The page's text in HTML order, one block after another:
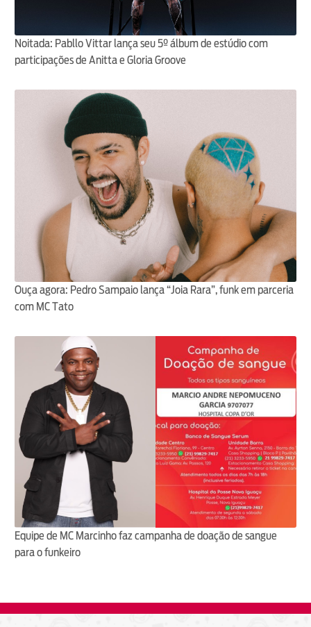
Noitada: Pabllo Vittar lança seu 5º álbum de estúdio com
participações de Anitta e Gloria Groove
Ouça agora: Pedro Sampaio lança “Joia Rara”, funk em parceria
com MC Tato
Equipe de MC Marcinho faz campanha de doação de sangue
para o funkeiro